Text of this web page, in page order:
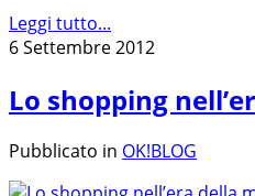
Leggi tutto...
6 Settembre 2012
Lo shopping
Pubblicato in OK!BLOG